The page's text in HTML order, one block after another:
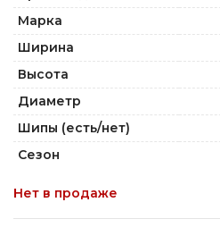
Марка
Ширина
Высота
Диаметр
Шипы (есть/нет)
Сезон
Нет в продаже